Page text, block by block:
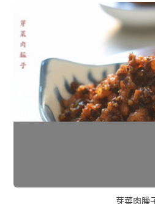
芽菜肉臊